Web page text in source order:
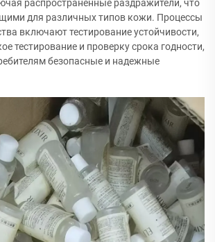
распространенные раздражители, что
для различных типов кожи. Процессы
включают тестирование устойчивости,
тестирование и проверку срока годности,
безопасные и надежные